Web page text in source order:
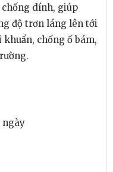
dính, giúp
độ trơn láng lên tới
chống ố bám,
ngày